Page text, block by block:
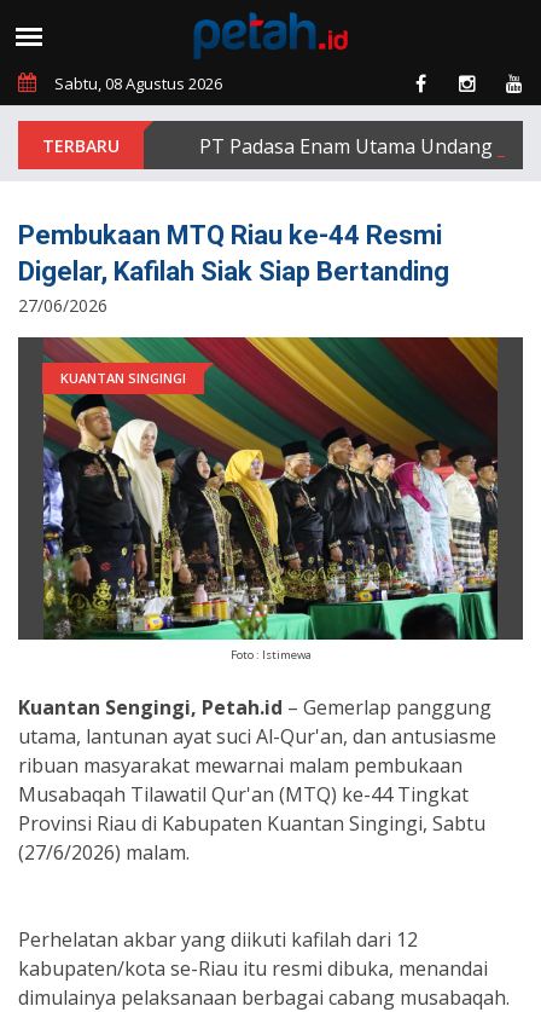
Sabtu, 08 Agustus 2026
PT Padasa Enam Utama Undang
Pembukaan MTQ Riau ke-44 Resmi
Digelar, Kafilah Siak Siap Bertanding
27/06/2026
KUANTAN SINGINGI
Foto : Istimewa
Kuantan Sengingi, Petah.id – Gemerlap panggung
utama, lantunan ayat suci Al-Qur'an, dan antusiasme
ribuan masyarakat mewarnai malam pembukaan
Musabaqah Tilawatil Qur'an (MTQ) ke-44 Tingkat
Provinsi Riau di Kabupaten Kuantan Singingi, Sabtu
(27/6/2026) malam.
Perhelatan akbar yang diikuti kafilah dari 12
kabupaten/kota se-Riau itu resmi dibuka, menandai
dimulainya pelaksanaan berbagai cabang musabaqah.